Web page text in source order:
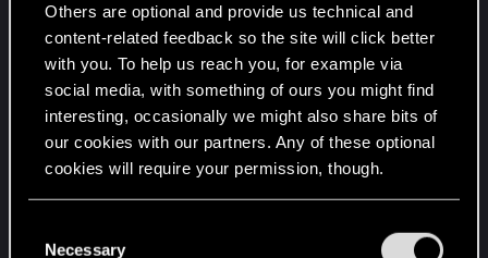
Others are optional and provide us technical and
content-related feedback so the site will click better
with you. To help us reach you, for example via
social media, with something of ours you might find
interesting, occasionally we might also share bits of
our cookies with our partners. Any of these optional
cookies will require your permission, though.
and tweak your preferences regarding them in the
Necessary